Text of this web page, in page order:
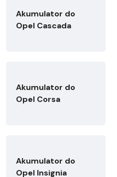
Akumulator do
Opel Cascada
Akumulator do
Opel Corsa
Akumulator do
Opel Insignia